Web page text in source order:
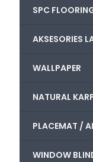
SPC
AKSESORIES
WALLPAPER
NATURAL
PLACEMAT /
WINDOW